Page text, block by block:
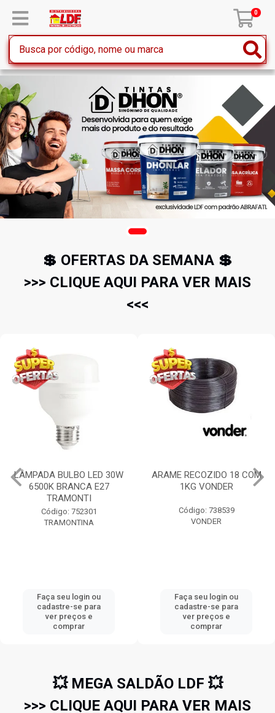
0
💲 OFERTAS DA SEMANA 💲
>>> CLIQUE AQUI PARA VER MAIS
<<<
LÂMPADA BULBO LED 30W
6500K BRANCA E27
TRAMONTI
Código: 752301
TRAMONTINA
Faça seu login ou
cadastre-se para
ver preços e
comprar
ARAME RECOZIDO 18 COM
1KG VONDER
Código: 738539
VONDER
Faça seu login ou
cadastre-se para
ver preços e
comprar
💥 MEGA SALDÃO LDF 💥
>>> CLIQUE AQUI PARA VER MAIS